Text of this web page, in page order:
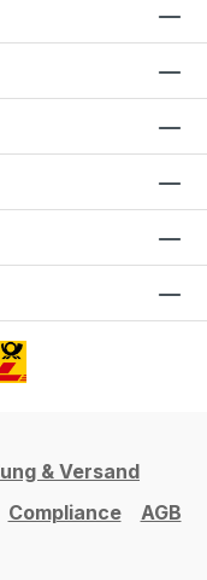
& Versand
Compliance AGB